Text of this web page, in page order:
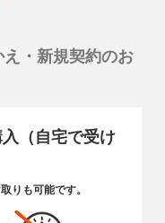
・新規契約のお
（自宅で受け
りも可能です。